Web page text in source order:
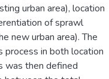
urban area), location
of sprawl
new urban area). The
process in both location
was then defined